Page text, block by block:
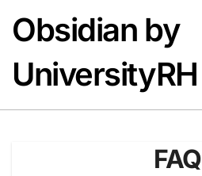
contenu
Obsidian by
UniversityRH
FAQ